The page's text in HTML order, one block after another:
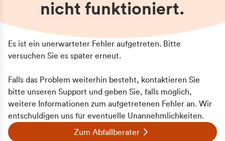
nicht funktioniert.
Es ist ein unerwarteter Fehler aufgetreten. Bitte
versuchen Sie es später erneut.
Falls das Problem weiterhin besteht, kontaktieren Sie
bitte unseren Support und geben Sie, falls möglich,
weitere Informationen zum aufgetretenen Fehler an. Wir
entschuldigen uns für eventuelle Unannehmlichkeiten.
Zum Abfallberater